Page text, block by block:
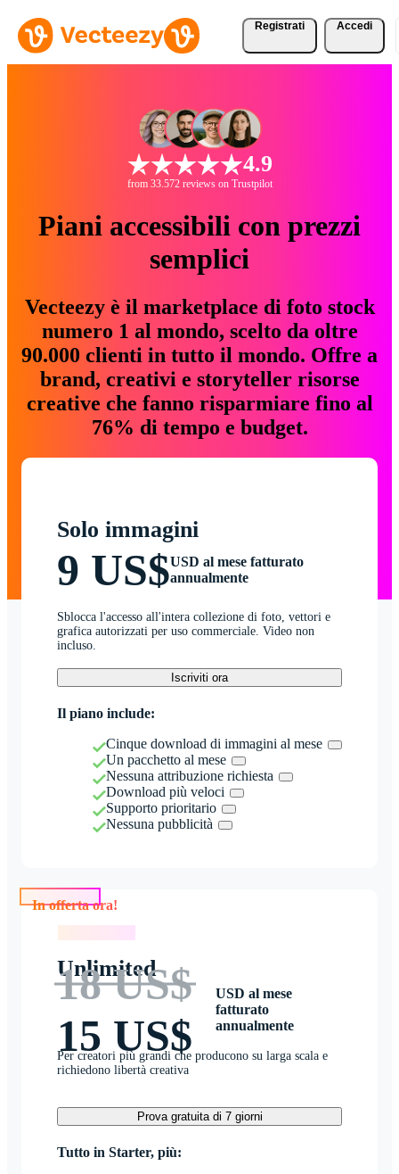
Registrati Accedi
4.9
from 33.572 reviews on Trustpilot
Piani accessibili con prezzi
semplici
Vecteezy è il marketplace di foto stock
numero 1 al mondo, scelto da oltre
90.000 clienti in tutto il mondo. Offre a
brand, creativi e storyteller risorse
creative che fanno risparmiare fino al
76% di tempo e budget.
Solo immagini
9 US$USD al mese fatturato
annualmente
Sblocca l'accesso all'intera collezione di foto, vettori e
grafica autorizzati per uso commerciale. Video non
incluso.
Iscriviti ora
Il piano include:
Cinque download di immagini al mese
Un pacchetto al mese
Nessuna attribuzione richiesta
Download più veloci
Supporto prioritario
Nessuna pubblicità
Unlimited
18 US$
15 US$
USD al mese
fatturato
annualmente
Per creatori più grandi che producono su larga scala e
richiedono libertà creativa
Prova gratuita di 7 giorni
Tutto in Starter, più: